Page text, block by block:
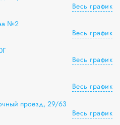
Весь график
№2
Весь график
Весь график
Весь график
проезд, 29/63
Весь график